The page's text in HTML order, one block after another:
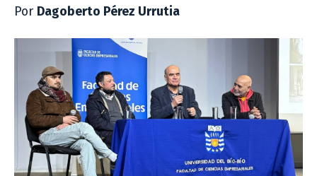
Por Dagoberto Pérez Urrutia